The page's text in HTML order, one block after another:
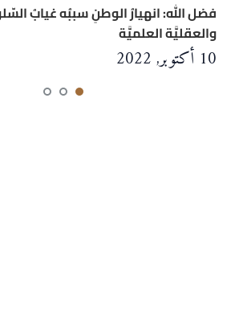
فضل الله: انهيارُ الوطنِ سببُه غيابُ
والعقليَّة العلميَّة
10 أكتوبر, 2022